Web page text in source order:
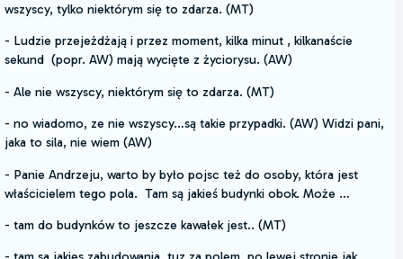
wszyscy, tylko niektórym się to zdarza. (MT)
- Ludzie przejeżdżają i przez moment, kilka minut , kilkanaście
sekund (popr. AW) mają wycięte z życiorysu. (AW)
- Ale nie wszyscy, niektórym się to zdarza. (MT)
- no wiadomo, ze nie wszyscy…są takie przypadki. (AW) Widzi pani,
jaka to sila, nie wiem (AW)
- Panie Andrzeju, warto by było pojsc też do osoby, która jest
właścicielem tego pola. Tam są jakieś budynki obok. Może …
- tam do budynków to jeszcze kawałek jest.. (MT)